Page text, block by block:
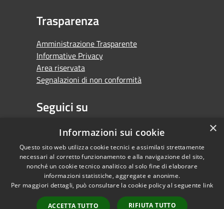
Trasparenza
Amministrazione Trasparente
Informative Privacy
Area riservata
Segnalazioni di non conformità
Seguici su
FacebookYoutubeWhatsapp
RSS
Accessibilità
Privacy
Copyright © 2026 •
Comune di Orbassano •
Powered by
×
Informazioni sui cookie
Questo sito web utilizza cookie tecnici e assimilati strettamente
necessari al corretto funzionamento e alla navigazione del sito,
nonché un cookie tecnico analitico al solo fine di elaborare
informazioni statistiche, aggregate e anonime.
Per maggiori dettagli, può consultare la cookie policy al seguente link
ACCETTA TUTTO RIFIUTA TUTTO